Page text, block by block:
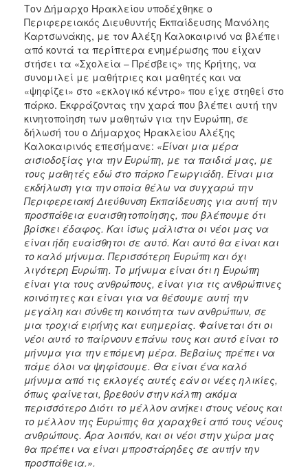
2010
2006
ΤΟΠΟΣ
ΠΟΛΙΤΙΣΜΟΣ
ΑΝΘΕΚΤΙΚΗ
ΠΟΛΗ
Τον Δήμαρχο Ηρακλείου υποδέχθηκε ο
Περιφερειακός Διευθυντής Εκπαίδευσης Μανόλης
Καρτσωνάκης, με τον Αλέξη Καλοκαιρινό να βλέπει
από κοντά τα περίπτερα ενημέρωσης που είχαν
στήσει τα «Σχολεία – Πρέσβεις» της Κρήτης, να
συνομιλεί με μαθήτριες και μαθητές και να
«ψηφίζει» στο «εκλογικό κέντρο» που είχε στηθεί στο
πάρκο. Εκφράζοντας την χαρά που βλέπει αυτή την
κινητοποίηση των μαθητών για την Ευρώπη, σε
δήλωσή του ο Δήμαρχος Ηρακλείου Αλέξης
Καλοκαιρινός επεσήμανε: «Είναι μια μέρα
αισιοδοξίας για την Ευρώπη, με τα παιδιά μας, με
τους μαθητές εδώ στο πάρκο Γεωργιάδη. Είναι μια
εκδήλωση για την οποία θέλω να συγχαρώ την
Περιφερειακή Διεύθυνση Εκπαίδευσης για αυτή την
προσπάθεια ευαισθητοποίησης, που βλέπουμε ότι
βρίσκει έδαφος. Και ίσως μάλιστα οι νέοι μας να
είναι ήδη ευαίσθητοι σε αυτό. Και αυτό θα είναι και
το καλό μήνυμα. Περισσότερη Ευρώπη και όχι
λιγότερη Ευρώπη. Το μήνυμα είναι ότι η Ευρώπη
είναι για τους ανθρώπους, είναι για τις ανθρώπινες
κοινότητες και είναι για να θέσουμε αυτή την
μεγάλη και σύνθετη κοινότητα των ανθρώπων, σε
μια τροχιά ειρήνης και ευημερίας. Φαίνεται ότι οι
νέοι αυτό το παίρνουν επάνω τους και αυτό είναι το
μήνυμα για την επόμενη μέρα. Βεβαίως πρέπει να
πάμε όλοι να ψηφίσουμε. Θα είναι ένα καλό
μήνυμα από τις εκλογές αυτές εάν οι νέες ηλικίες,
όπως φαίνεται, βρεθούν στην κάλπη ακόμα
περισσότερο Διότι το μέλλον ανήκει στους νέους και
το μέλλον της Ευρώπης θα χαραχθεί από τους νέους
ανθρώπους. Άρα λοιπόν, και οι νέοι στην χώρα μας
θα πρέπει να είναι μπροστάρηδες σε αυτήν την
προσπάθεια.».